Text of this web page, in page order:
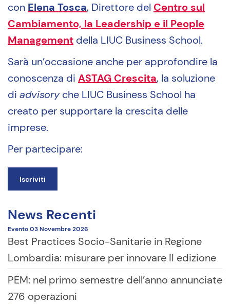
con Elena Tosca, Direttore del Centro sul
Cambiamento, la Leadership e il People
Management della LIUC Business School.
Sarà un’occasione anche per approfondire la
conoscenza di ASTAG Crescita, la soluzione
di advisoryche LIUC Business School ha
creato per supportare la crescita delle
imprese.
Per partecipare:
Iscriviti
News Recenti
Evento03 Novembre2026
Best Practices Socio-Sanitarie in Regione
Lombardia: misurare per innovare II edizione
PEM: nel primo semestre dell’anno annunciate
276 operazioni